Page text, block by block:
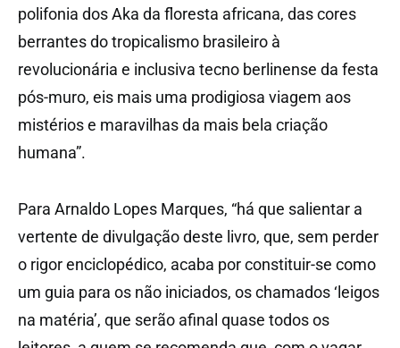
polifonia dos Aka da floresta africana, das cores
berrantes do tropicalismo brasileiro à
revolucionária e inclusiva tecno berlinense da festa
pós-muro, eis mais uma prodigiosa viagem aos
mistérios e maravilhas da mais bela criação
humana”.
Para Arnaldo Lopes Marques, “há que salientar a
vertente de divulgação deste livro, que, sem perder
o rigor enciclopédico, acaba por constituir-se como
um guia para os não iniciados, os chamados ‘leigos
na matéria’, que serão afinal quase todos os